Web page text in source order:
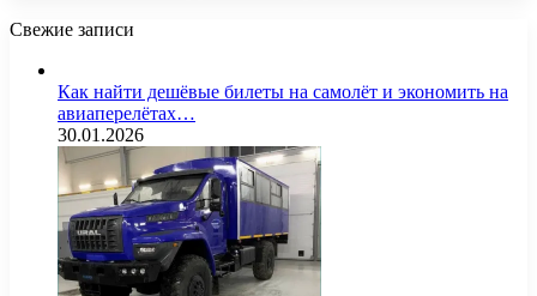
Свежие записи
Как найти дешёвые билеты на самолёт и экономить на
авиаперелётах…
30.01.2026